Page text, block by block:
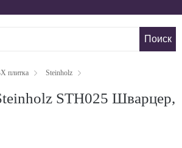
плитка Steinholz
STH025 Шварцер,